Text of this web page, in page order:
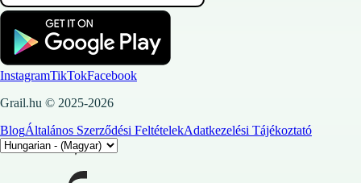
InstagramTikTokFacebook
Grail.hu © 2025-2026
BlogÁltalános Szerződési FeltételekAdatkezelési Tájékoztató